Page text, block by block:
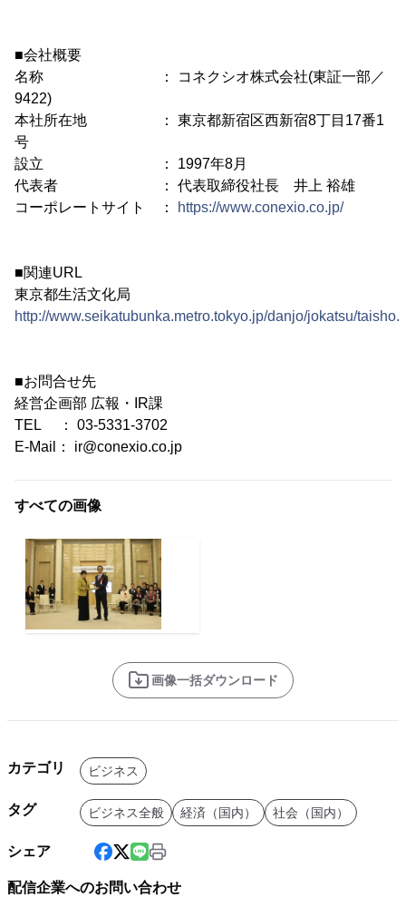
■会社概要
名称 ： コネクシオ株式会社(東証一部／
9422)
本社所在地 ： 東京都新宿区西新宿8丁目17番1
号
設立 ： 1997年8月
代表者 ： 代表取締役社長 井上 裕雄
コーポレートサイト ：
https://www.conexio.co.jp/
■関連URL
東京都生活文化局
http://www.seikatubunka.metro.tokyo.jp/danjo/jokatsu/
■お問合せ先
経営企画部 広報・IR課
TEL ： 03-5331-3702
E-Mail： ir@conexio.co.jp
すべての画像
画像一括ダウンロード
カテゴリ ビジネス
タグ ビジネス全般 経済（国内） 社会（国内）
シェア
配信企業へのお問い合わせ